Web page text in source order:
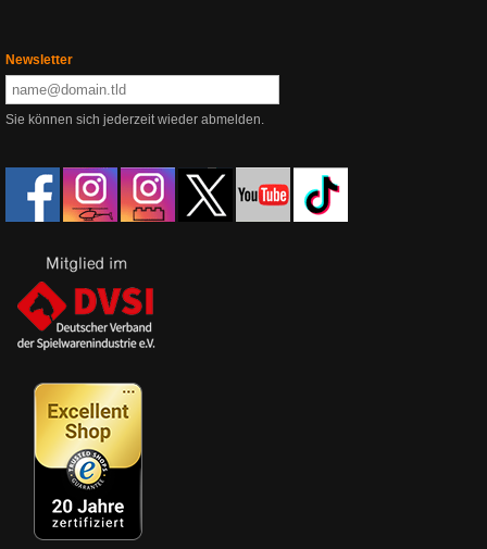
Newsletter
Sie können sich jederzeit wieder abmelden.